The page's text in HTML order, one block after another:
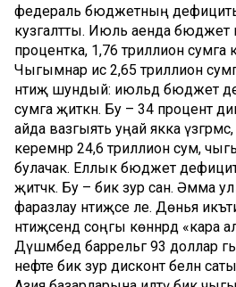
федераль бюджетның
кузгалтты. Июль аенда бюджет
процентка, 1,76 триллион сумга
Чыгымнар исә 2,65 триллион
нәтиҗә шундый: июльдә бюджет
сумга җиткән. Бу – 34 процент
айда вазгыять уңай якка
керемнәр 24,6 триллион сум,
булачак. Еллык бюджет
җитәчәк. Бу – бик зур сан. Әмма
фаразлау нәтиҗәсе әле. Дөнья
нәтиҗәсендә соңгы көннәрдә «кара
Дүшәмбедә баррельгә 93 доллар
нефте бик зур дисконт белән